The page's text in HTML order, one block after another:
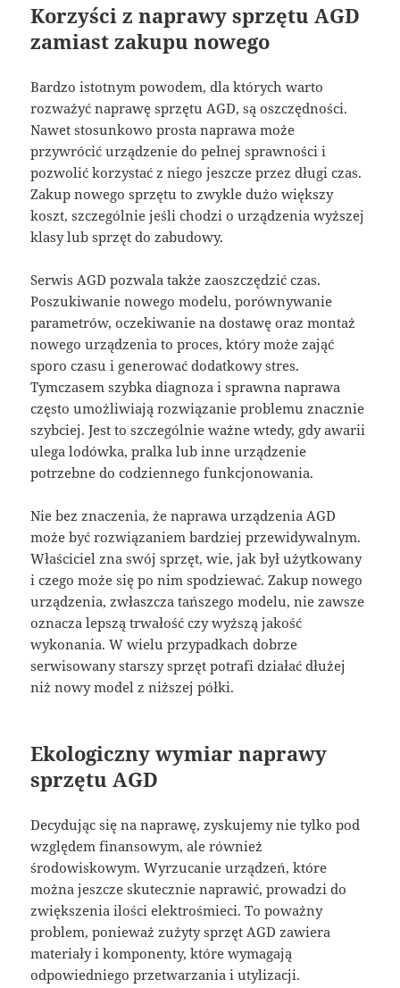
Korzyści z naprawy sprzętu AGD
zamiast zakupu nowego
Bardzo istotnym powodem, dla których warto
rozważyć naprawę sprzętu AGD, są oszczędności.
Nawet stosunkowo prosta naprawa może
przywrócić urządzenie do pełnej sprawności i
pozwolić korzystać z niego jeszcze przez długi czas.
Zakup nowego sprzętu to zwykle dużo większy
koszt, szczególnie jeśli chodzi o urządzenia wyższej
klasy lub sprzęt do zabudowy.
Serwis AGD pozwala także zaoszczędzić czas.
Poszukiwanie nowego modelu, porównywanie
parametrów, oczekiwanie na dostawę oraz montaż
nowego urządzenia to proces, który może zająć
sporo czasu i generować dodatkowy stres.
Tymczasem szybka diagnoza i sprawna naprawa
często umożliwiają rozwiązanie problemu znacznie
szybciej. Jest to szczególnie ważne wtedy, gdy awarii
ulega lodówka, pralka lub inne urządzenie
potrzebne do codziennego funkcjonowania.
Nie bez znaczenia, że naprawa urządzenia AGD
może być rozwiązaniem bardziej przewidywalnym.
Właściciel zna swój sprzęt, wie, jak był użytkowany
i czego może się po nim spodziewać. Zakup nowego
urządzenia, zwłaszcza tańszego modelu, nie zawsze
oznacza lepszą trwałość czy wyższą jakość
wykonania. W wielu przypadkach dobrze
serwisowany starszy sprzęt potrafi działać dłużej
niż nowy model z niższej półki.
Ekologiczny wymiar naprawy
sprzętu AGD
Decydując się na naprawę, zyskujemy nie tylko pod
względem finansowym, ale również
środowiskowym. Wyrzucanie urządzeń, które
można jeszcze skutecznie naprawić, prowadzi do
zwiększenia ilości elektrośmieci. To poważny
problem, ponieważ zużyty sprzęt AGD zawiera
materiały i komponenty, które wymagają
odpowiedniego przetwarzania i utylizacji.